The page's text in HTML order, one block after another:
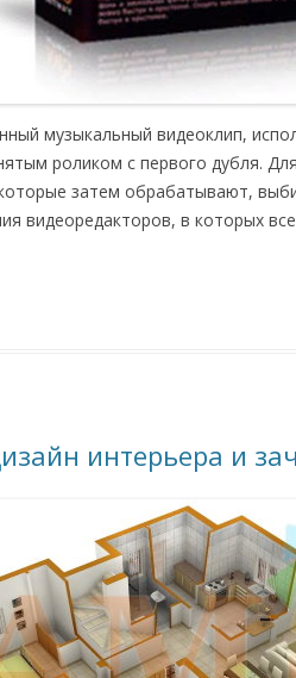
музыкальный видеоклип,
роликом с первого дубля.
затем обрабатывают,
видеоредакторов, в которых
интерьера и